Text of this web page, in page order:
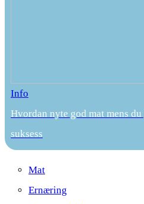
Info
Hvordan nyte god mat mens
suksess
Mat
Ernæring